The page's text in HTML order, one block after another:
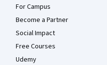
For Campus
Become a Partner
Social Impact
Free Courses
Udemy